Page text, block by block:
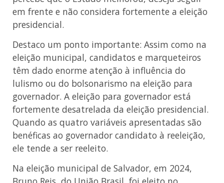
em frente e não considera fortemente a eleição
presidencial.
Destaco um ponto importante: Assim como na
eleição municipal, candidatos e marqueteiros
têm dado enorme atenção à influência do
lulismo ou do bolsonarismo na eleição para
governador. A eleição para governador está
fortemente desatrelada da eleição presidencial.
Quando as quatro variáveis apresentadas são
benéficas ao governador candidato à reeleição,
ele tende a ser reeleito.
Na eleição municipal de Salvador, em 2024,